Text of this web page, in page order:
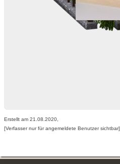
Erstellt am 21.08.2020,
[Verfasser nur für angemeldete Benutzer sichtbar]